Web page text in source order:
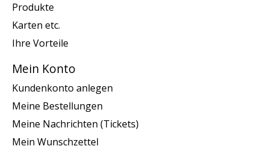
Produkte
Karten etc.
Ihre Vorteile
Mein Konto
Kundenkonto anlegen
Meine Bestellungen
Meine Nachrichten (Tickets)
Mein Wunschzettel